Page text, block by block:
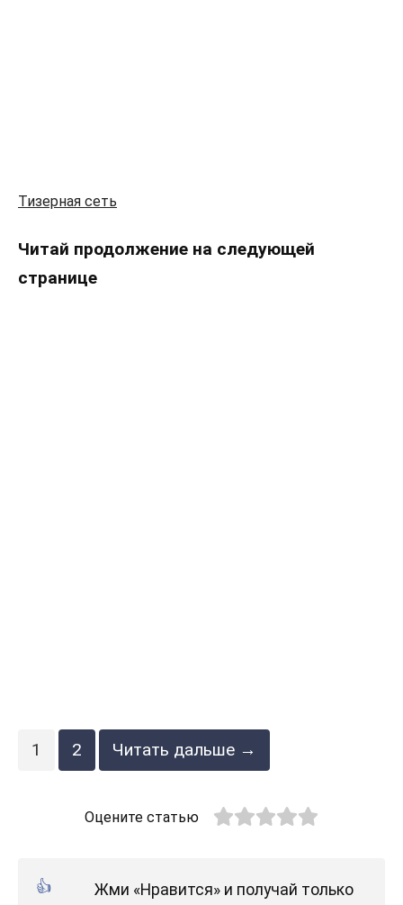
Тизерная сеть
Читай продолжение на следующей
странице
1 2 Читать дальше →
Оцените статью
Жми «Нравится» и получай только